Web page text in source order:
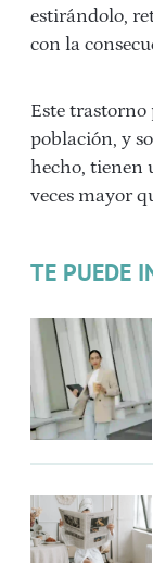
estirándolo,
con la
Este trastorno
población, y
hecho, tienen
veces mayor
TE PUEDE